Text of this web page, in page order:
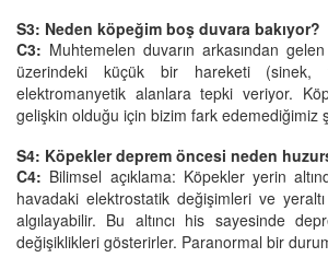
S3: Neden köpeğim boş duvara bakıyor?
C3: Muhtemelen duvarın arkasından
üzerindeki küçük bir hareketi (sinek,
elektromanyetik alanlara tepki veriyor.
gelişkin olduğu için bizim fark edemediğimiz
S4: Köpekler deprem öncesi neden
C4: Bilimsel açıklama: Köpekler yerin
havadaki elektrostatik değişimleri ve yeraltı
algılayabilir. Bu altıncı his sayesinde
değişiklikleri gösterirler. Paranormal bir